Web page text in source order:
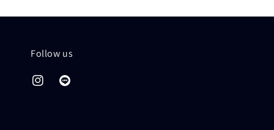
Follow us